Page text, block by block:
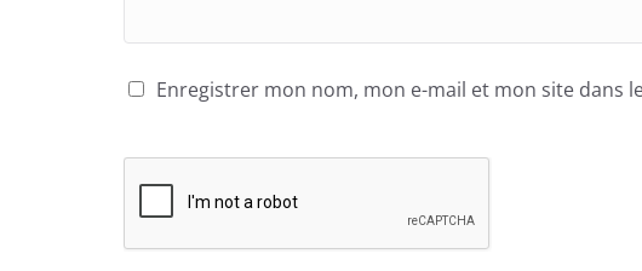
Enregistrer mon nom, mon e-mail et mon site dans